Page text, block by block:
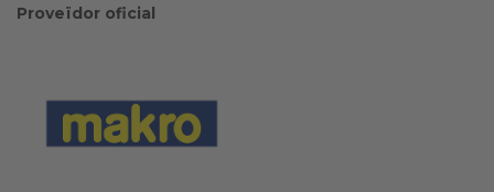
Proveïdor oficial